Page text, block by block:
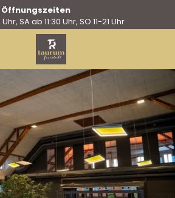
Öffnungszeiten
SA ab 11:30 Uhr, SO 11-21 Uhr